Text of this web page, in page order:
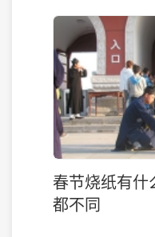
春节烧纸有什
都不同